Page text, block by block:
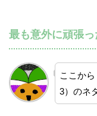
最も意外に頑張
ここか
3）のネ